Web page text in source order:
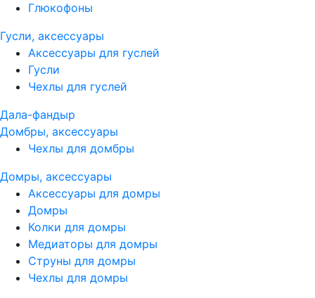
Глюкофоны
Гусли, аксессуары
Аксессуары для гуслей
Гусли
Чехлы для гуслей
Дала-фандыр
Домбры, аксессуары
Чехлы для домбры
Домры, аксессуары
Аксессуары для домры
Домры
Колки для домры
Медиаторы для домры
Струны для домры
Чехлы для домры